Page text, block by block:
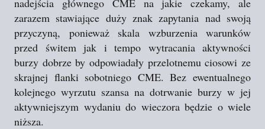
nadejścia głównego CME na jakie czekamy, ale
zarazem stawiające duży znak zapytania nad swoją
przyczyną, ponieważ skala wzburzenia warunków
przed świtem jak i tempo wytracania aktywności
burzy dobrze by odpowiadały przelotnemu ciosowi ze
skrajnej flanki sobotniego CME. Bez ewentualnego
kolejnego wyrzutu szansa na dotrwanie burzy w jej
aktywniejszym wydaniu do wieczora będzie o wiele
niższa.